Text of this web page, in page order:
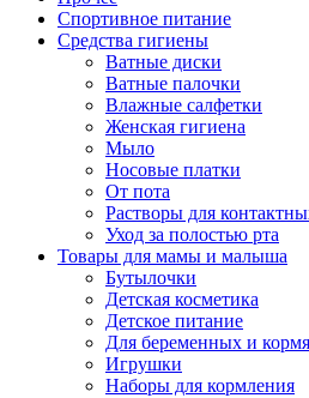
Спортивное питание
Средства гигиены
Ватные диски
Ватные палочки
Влажные салфетки
Женская гигиена
Мыло
Носовые платки
От пота
Растворы для
Уход за полостью рта
Товары для мамы и малыша
Бутылочки
Детская косметика
Детское питание
Для беременных и
Игрушки
Наборы для кормления